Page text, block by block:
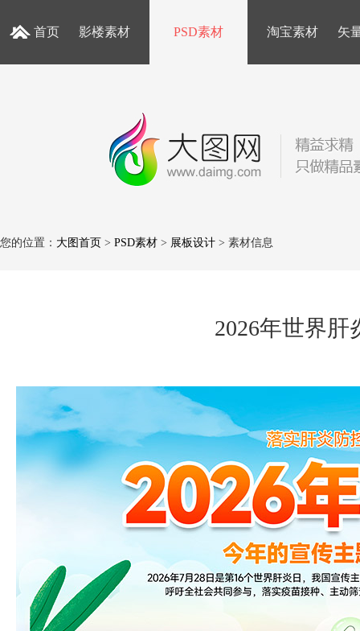
首页 影楼素材 PSD素材 淘宝素材 矢
您的位置： 大图首页 > PSD素材 > 展板设计 > 素材信息
2026年世界